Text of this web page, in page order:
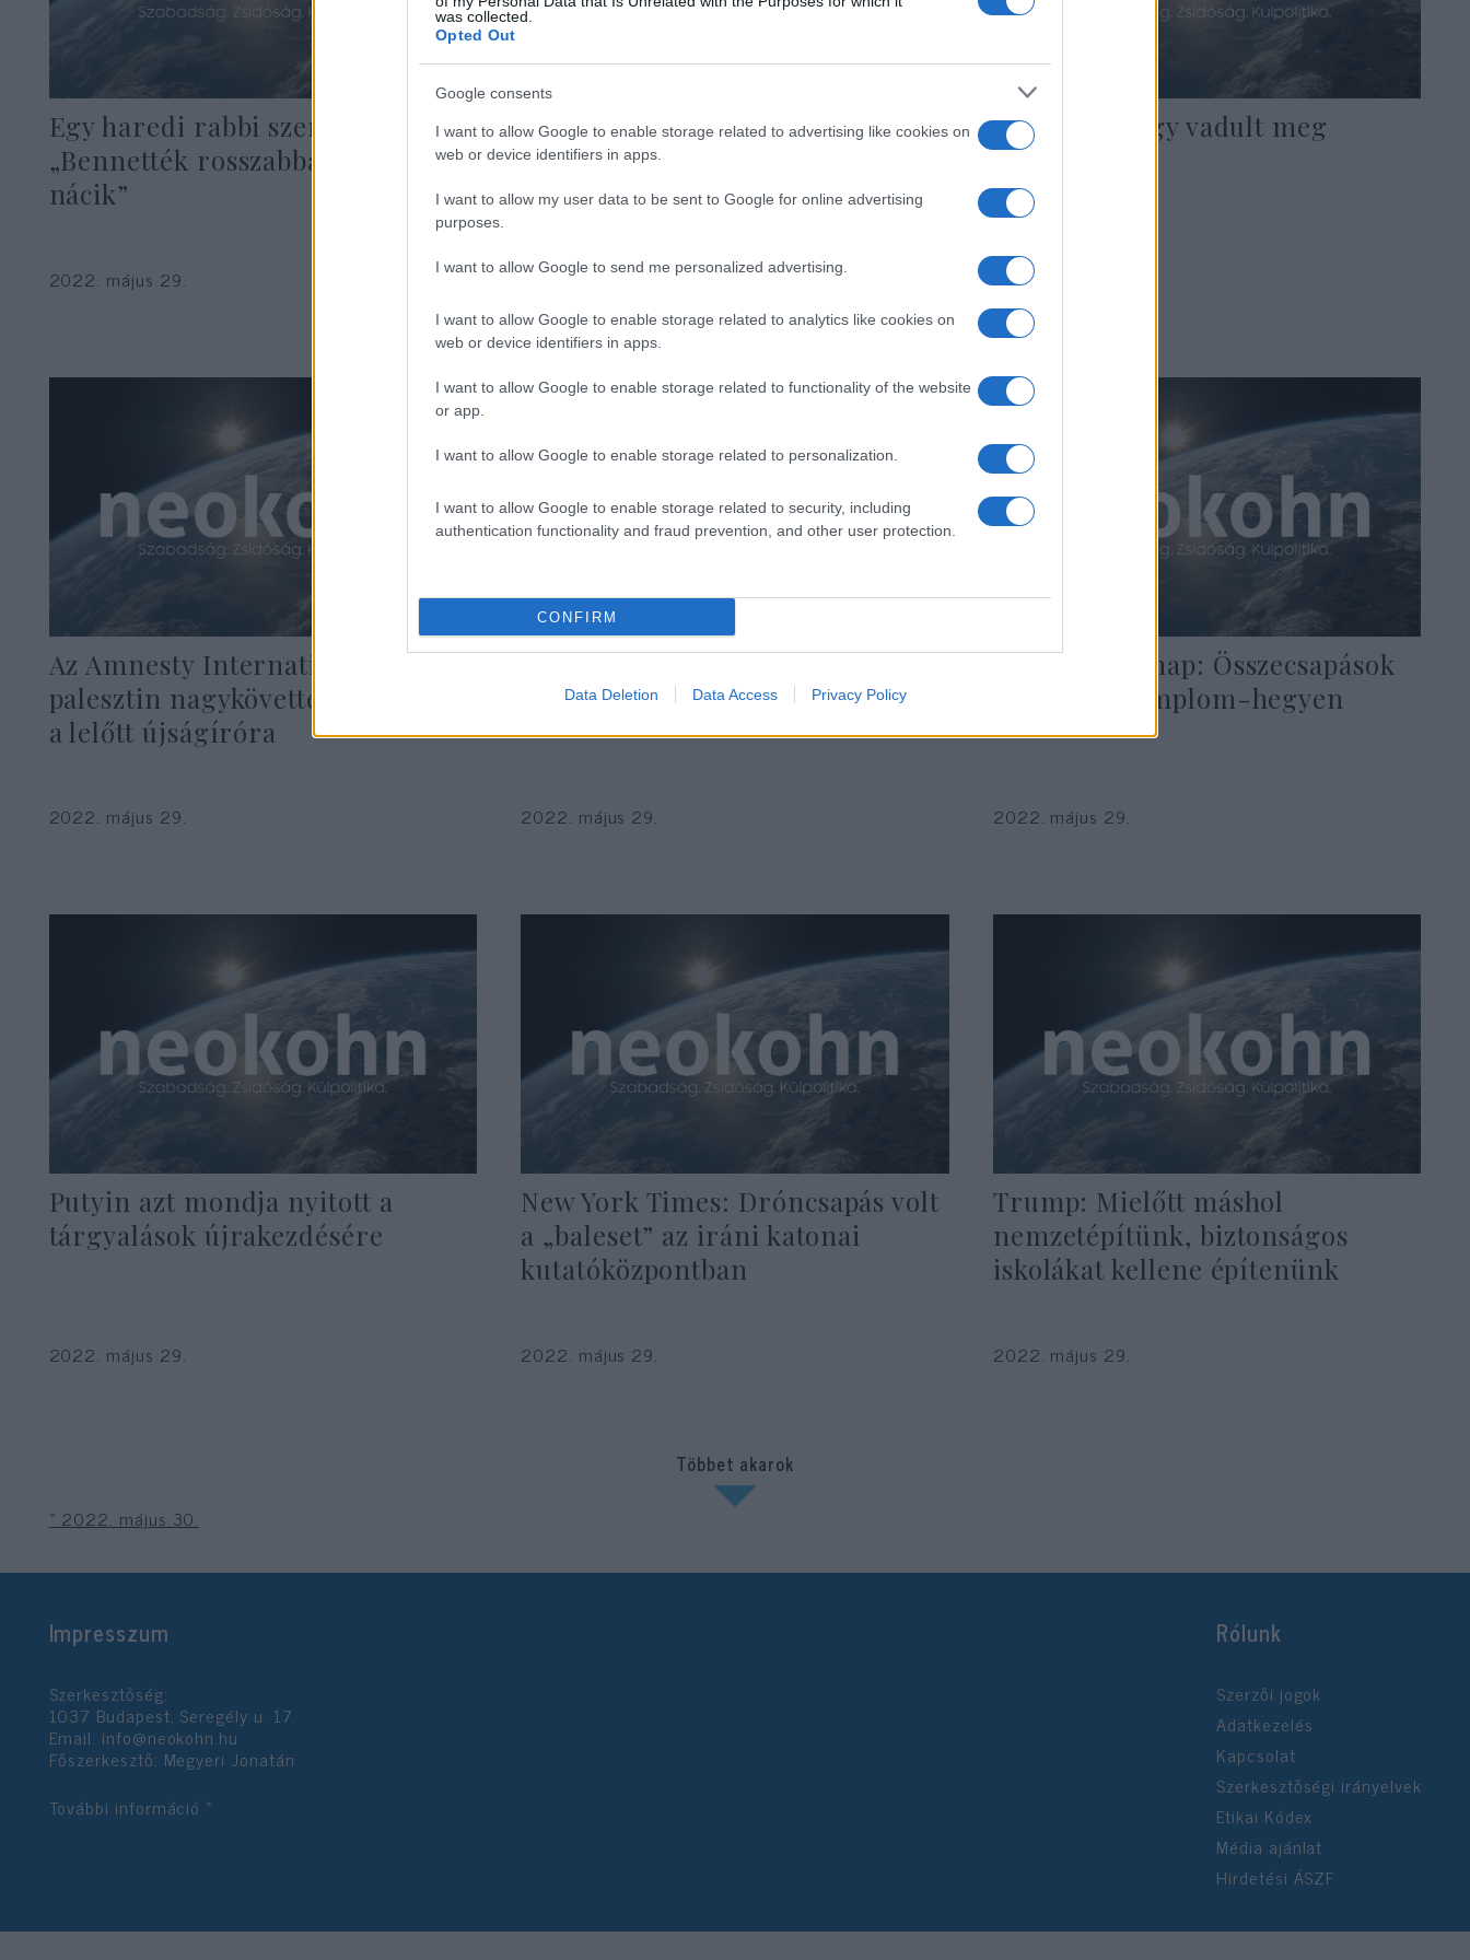
was collected.
Opted Out
Google consents
I want to allow Google to enable storage related to advertising like cookies on
web or device identifiers in apps.
I want to allow my user data to be sent to Google for online advertising
purposes.
I want to allow Google to send me personalized advertising.
I want to allow Google to enable storage related to analytics like cookies on
web or device identifiers in apps.
I want to allow Google to enable storage related to functionality of the website
or app.
I want to allow Google to enable storage related to personalization.
I want to allow Google to enable storage related to security, including
authentication functionality and fraud prevention, and other user protection.
CONFIRM
Data Deletion Data Access Privacy Policy
Egy haredi rabbi szerint
„Bennették rosszabbak, mint a
nácik”
2022. május 29.
A mai napon ünneplik Izrael
örök fővárosának napját
2022. május 29.
Bari Weiss: Így vadult meg
Amerika
2022. május 29.
Az Amnesty International a
palesztin nagykövettel emlékezett
a lelőtt újságíróra
2022. május 29.
Föld alatti dróntámaszpontról
készült képekkel villog Irán
2022. május 29.
Jeruzsálem-nap: Összecsapások
és imák a Templom-hegyen
2022. május 29.
Putyin azt mondja nyitott a
tárgyalások újrakezdésére
2022. május 29.
New York Times: Dróncsapás volt
a „baleset” az iráni katonai
kutatóközpontban
2022. május 29.
Trump: Mielőtt máshol
nemzetépítünk, biztonságos
iskolákat kellene építenünk
2022. május 29.
Többet akarok
« 2022. május 30.
Impresszum
Szerkesztőség:
1037 Budapest, Seregély u. 17.
Email: info@neokohn.hu
Főszerkesztő: Megyeri Jonatán
További információ »
Rólunk
Szerzői jogok
Adatkezelés
Kapcsolat
Szerkesztőségi irányelvek
Etikai Kódex
Média ajánlat
Hirdetési ÁSZF